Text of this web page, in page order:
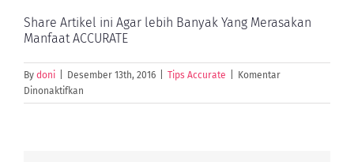
Share Artikel ini Agar lebih Banyak Yang Merasakan
Manfaat ACCURATE
By doni Desember 13th, 2016 Tips Accurate
Komentar
Dinonaktifkan
5